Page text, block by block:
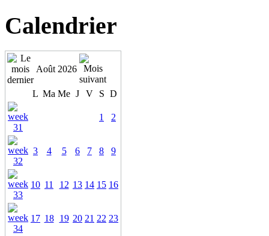
Calendrier
Août 2026
L Ma Me J V S D
1 2
3 4 5 6 7 8 9
10 11 12 13 14 15 16
17 18 19 20 21 22 23